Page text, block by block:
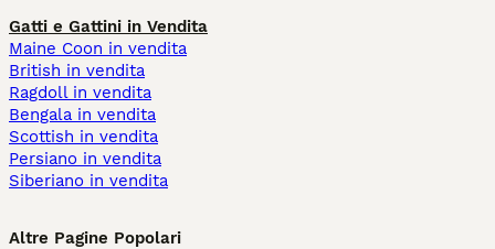
Gatti e Gattini in Vendita
Maine Coon in vendita
British in vendita
Ragdoll in vendita
Bengala in vendita
Scottish in vendita
Persiano in vendita
Siberiano in vendita
Altre Pagine Popolari